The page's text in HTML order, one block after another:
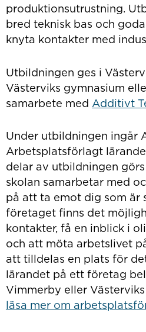
produktionsutrustning.
bred teknisk bas och
knyta kontakter med
Utbildningen ges i
Västerviks gymnasium
samarbete med Additivt
Under utbildningen ingår
Arbetsplatsförlagt
delar av utbildningen
skolan samarbetar med
på att ta emot dig som är
företaget finns det
kontakter, få en inblick i
och att möta arbetslivet
att tilldelas en plats för
lärandet på ett företag
Vimmerby eller
läsa mer om